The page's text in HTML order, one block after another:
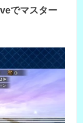
でマスター